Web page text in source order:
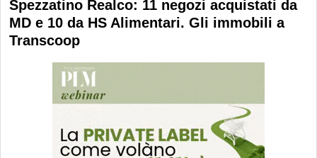
Spezzatino Realco: 11 negozi acquistati da
MD e 10 da HS Alimentari. Gli immobili a
Transcoop